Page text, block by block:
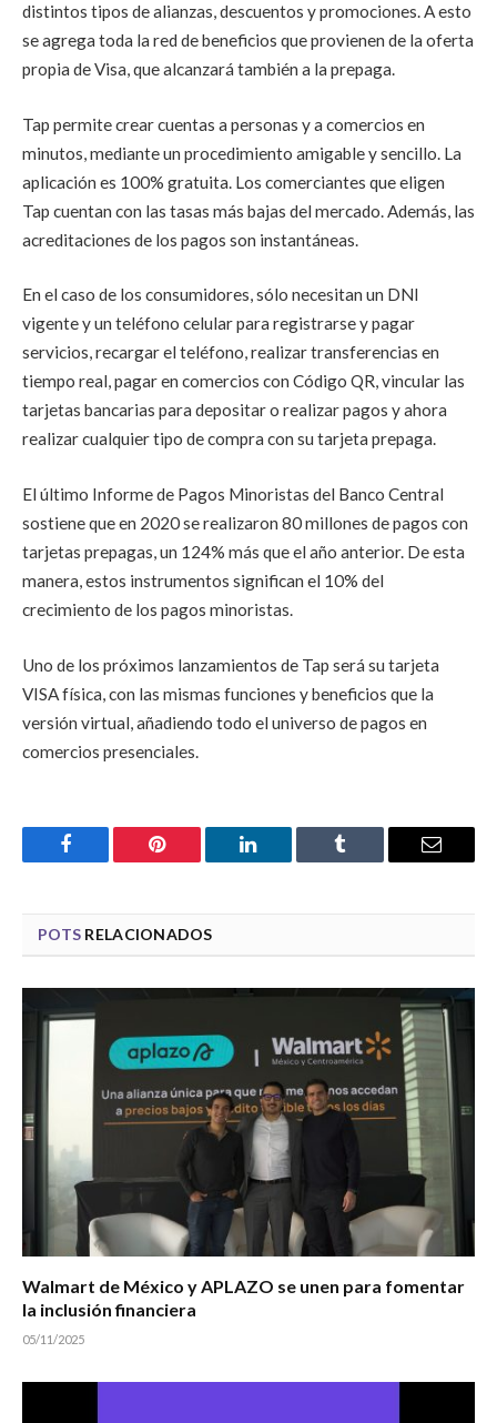
distintos tipos de alianzas, descuentos y promociones. A esto
se agrega toda la red de beneficios que provienen de la oferta
propia de Visa, que alcanzará también a la prepaga.
Tap permite crear cuentas a personas y a comercios en
minutos, mediante un procedimiento amigable y sencillo. La
aplicación es 100% gratuita. Los comerciantes que eligen
Tap cuentan con las tasas más bajas del mercado. Además, las
acreditaciones de los pagos son instantáneas.
En el caso de los consumidores, sólo necesitan un DNI
vigente y un teléfono celular para registrarse y pagar
servicios, recargar el teléfono, realizar transferencias en
tiempo real, pagar en comercios con Código QR, vincular las
tarjetas bancarias para depositar o realizar pagos y ahora
realizar cualquier tipo de compra con su tarjeta prepaga.
El último Informe de Pagos Minoristas del Banco Central
sostiene que en 2020 se realizaron 80 millones de pagos con
tarjetas prepagas, un 124% más que el año anterior. De esta
manera, estos instrumentos significan el 10% del
crecimiento de los pagos minoristas.
Uno de los próximos lanzamientos de Tap será su tarjeta
VISA física, con las mismas funciones y beneficios que la
versión virtual, añadiendo todo el universo de pagos en
comercios presenciales.
Facebook Pinterest LinkedIn Tumblr Email
POTS RELACIONADOS
Walmart de México y APLAZO se unen para fomentar
la inclusión financiera
05/11/2025